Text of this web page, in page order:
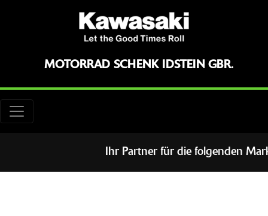
MOTORRAD SCHENK IDSTEIN GBR.
Ihr Partner für die folgenden